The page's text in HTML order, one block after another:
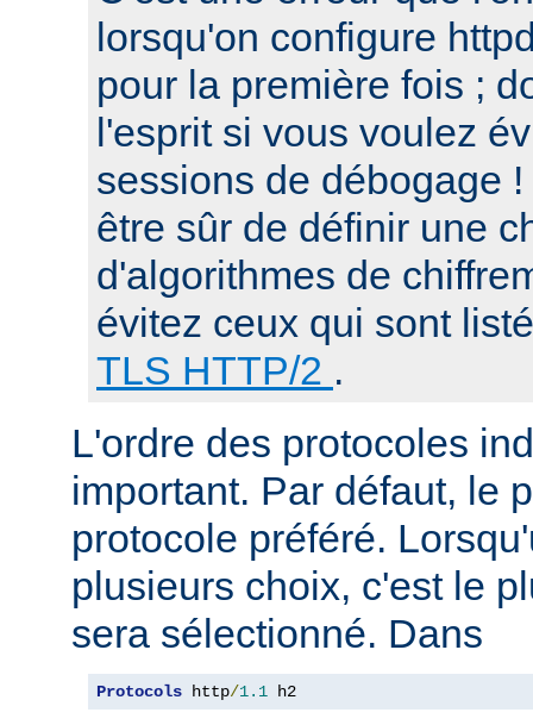
lorsqu'on configure
pour la première fois ;
l'esprit si vous voulez
sessions de débogage
être sûr de définir une
d'algorithmes de
évitez ceux qui sont
TLS HTTP/2 .
L'ordre des protocoles
important. Par défaut, le
protocole préféré.
plusieurs choix, c'est le
sera sélectionné. Dans
Protocols http/1.1 h2